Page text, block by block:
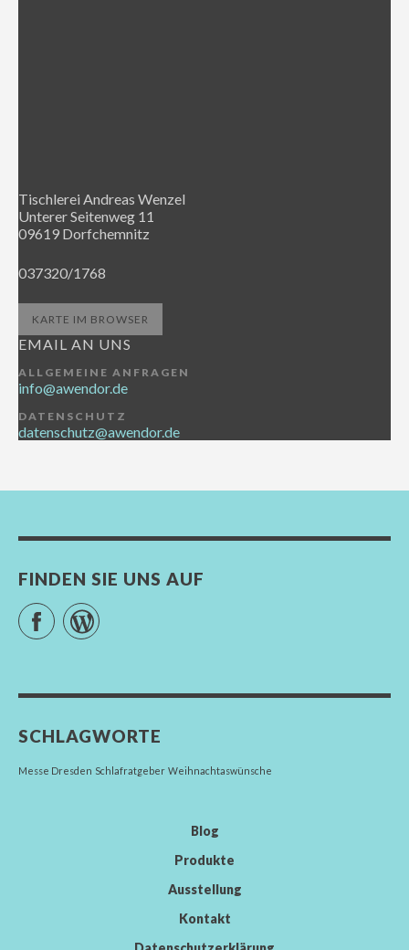
Tischlerei Andreas Wenzel
Unterer Seitenweg 11
09619 Dorfchemnitz
037320/1768
KARTE IM BROWSER
EMAIL AN UNS
ALLGEMEINE ANFRAGEN
info@awendor.de
DATENSCHUTZ
datenschutz@awendor.de
FINDEN SIE UNS AUF
FacebookWordPress
SCHLAGWORTE
Messe Dresden Schlafratgeber Weihnachtaswünsche
Blog
Produkte
Ausstellung
Kontakt